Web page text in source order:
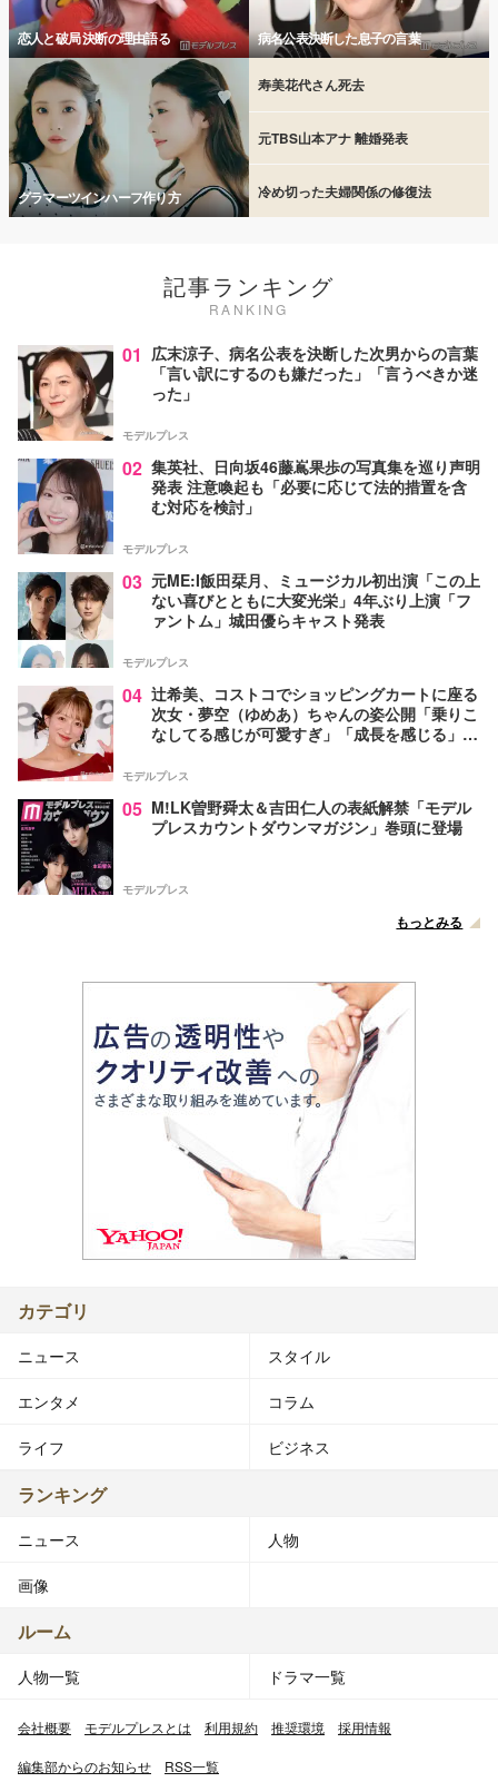
恋人と破局 決断の理由語る 病名公表決断した息子の言葉
グラマーツインハーフ作り方
寿美花代さん死去
元TBS山本アナ 離婚発表
冷め切った夫婦関係の修復法
記事ランキング
RANKING
01 広末涼子、病名公表を決断した次男からの言葉
「言い訳にするのも嫌だった」「言うべきか迷
った」
モデルプレス
02 集英社、日向坂46藤嶌果歩の写真集を巡り声明
発表 注意喚起も「必要に応じて法的措置を含
む対応を検討」
モデルプレス
03 元ME:I飯田栞月、ミュージカル初出演「この上
ない喜びとともに大変光栄」4年ぶり上演「フ
ァントム」城田優らキャスト発表
モデルプレス
04 辻希美、コストコでショッピングカートに座る
次女・夢空（ゆめあ）ちゃんの姿公開「乗りこ
なしてる感じが可愛すぎ」「成長を感じる」の
モデルプレス
05 M!LK曽野舜太＆吉田仁人の表紙解禁「モデル
プレスカウントダウンマガジン」巻頭に登場
モデルプレス
もっとみる
カテゴリ
ニュース スタイル
エンタメ コラム
ライフ ビジネス
ランキング
ニュース 人物
画像
ルーム
人物一覧 ドラマ一覧
会社概要 モデルプレスとは 利用規約 推奨環境 採用情報
編集部からのお知らせ RSS一覧